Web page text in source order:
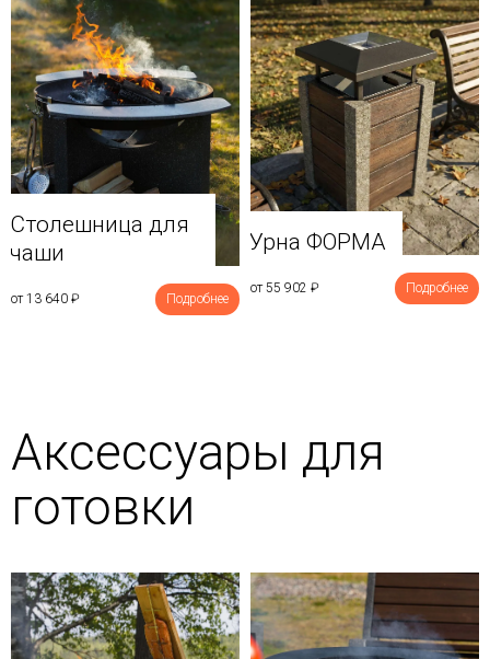
Столешница для
чаши
от 13 640 ₽ Подробнее
Урна ФОРМА
от 55 902 ₽ Подробнее
Аксессуары для
готовки